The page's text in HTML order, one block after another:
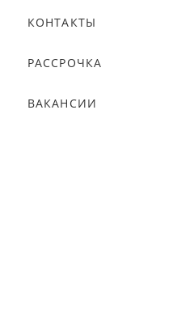
КОНТАКТЫ
РАССРОЧКА
ВАКАНСИИ